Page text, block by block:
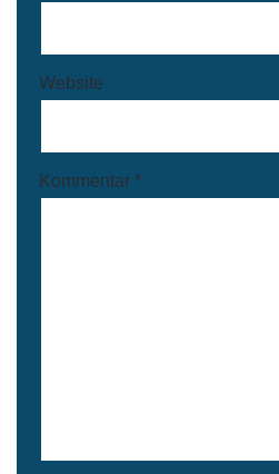
Website
Kommentar *